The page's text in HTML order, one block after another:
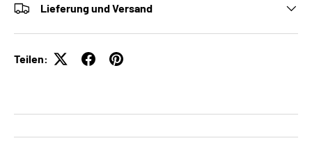
Lieferung und Versand
Teilen: